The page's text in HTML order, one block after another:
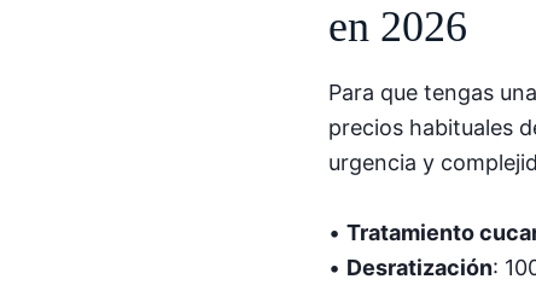
en 2026
Para que tengas
precios habituales
urgencia y
• Tratamiento
• Desratización: